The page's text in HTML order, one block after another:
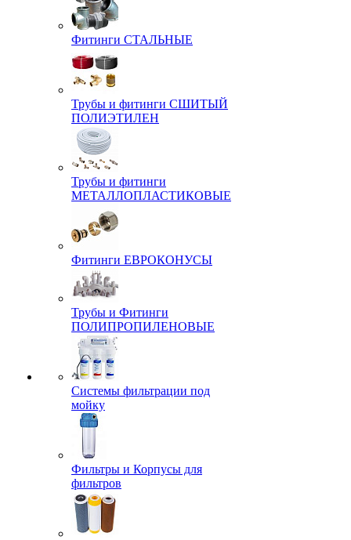
Фитинги СТАЛЬНЫЕ
Трубы и фитинги СШИТЫЙ
ПОЛИЭТИЛЕН
Трубы и фитинги
МЕТАЛЛОПЛАСТИКОВЫЕ
Фитинги ЕВРОКОНУСЫ
Трубы и Фитинги
ПОЛИПРОПИЛЕНОВЫЕ
Системы фильтрации под
мойку
Фильтры и Корпусы для
фильтров